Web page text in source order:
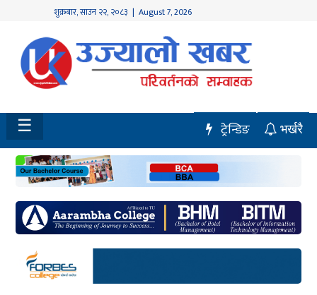
शुक्रबार,साउन २२, २०८३ | August 7, 2026
होमपेज
नवलपुर
विशेष
मध्य
नेपाल
चितवन
सेरोफेरो
समाचार
☰ भर्खरै
ट्रेन्डिङ